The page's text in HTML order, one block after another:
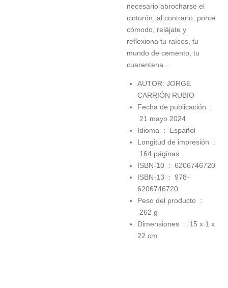
necesario abrocharse el
cinturón, al contrario, ponte
cómodo, relájate y
reflexiona tu raíces, tu
mundo de cemento, tu
cuarentena...
AUTOR: JORGE
CARRIÓN RUBIO
Fecha de publicación ‏ :
21 mayo 2024
Idioma ‏ : ‎
Español
Longitud de impresión ‏ :
164 páginas
ISBN-10 ‏ : ‎ 6206746720
ISBN-13 ‏ : ‎ 978-
6206746720
Peso del producto ‏ :
262 g
Dimensiones ‏ : ‎
15 x 1 x
22 cm